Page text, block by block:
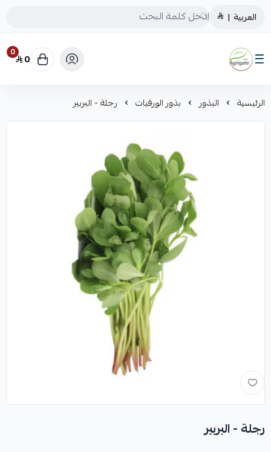
العربية |
Saudiagrigate
0 0
الرئيسية البذور بذور الورقيات رجلة - البربير
رجلة - البربير